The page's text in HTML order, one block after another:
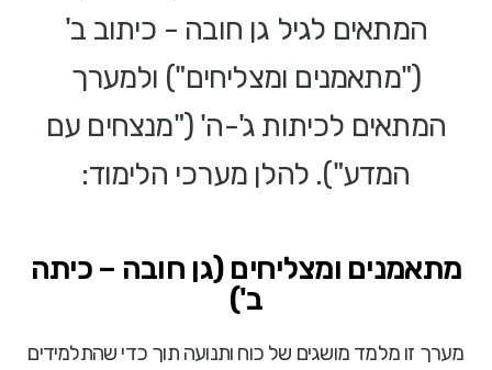
המתאים לגיל גן חובה - כיתוב ב'
("מתאמנים ומצליחים") ולמערך
המתאים לכיתות ג'-ה' ("מנצחים עם
המדע"). להלן מערכי הלימוד:
מתאמנים ומצליחים (גן חובה – כיתה
ב')
מערך זו מלמד מושגים של כוח ותנועה תוך כדי שהתלמידים